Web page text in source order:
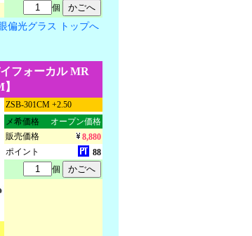
個
偏光グラス トップへ
フォーカル MR
ZSB-301CM +2.50
メ希価格
オープン価格
販売価格
8,880
ポイント
88
個